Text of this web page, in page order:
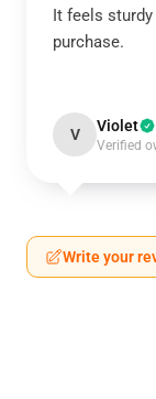
It feels
purchase.
V Violet
Verified
Write your